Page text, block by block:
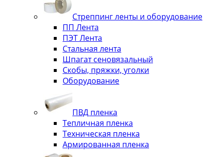
Стреппинг ленты и оборудование
ПП Лента
ПЭТ Лента
Стальная лента
Шпагат сеновязальный
Скобы, пряжки, уголки
Оборудование
ПВД пленка
Тепличная пленка
Техническая пленка
Армированная пленка